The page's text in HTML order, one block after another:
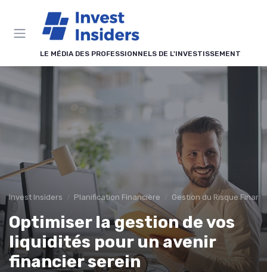
LE MÉDIA DES PROFESSIONNELS DE L'INVESTISSEMENT
Invest Insiders Planification Financière Gestion du Risque
Optimiser la gestion de vos
liquidités pour un avenir
financier serein